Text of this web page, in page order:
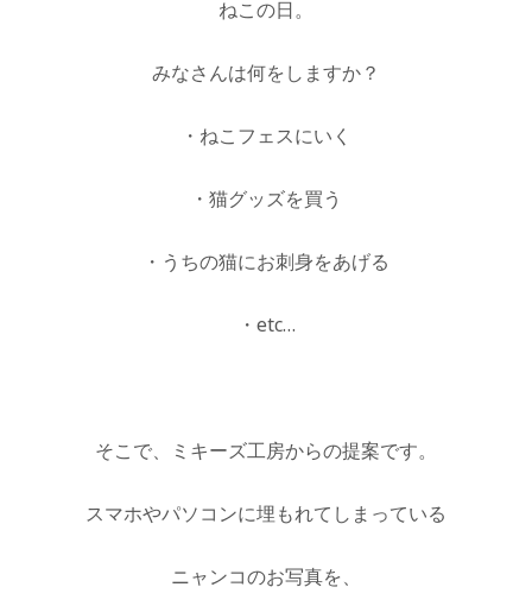
ねこの日。
みなさんは何をしますか？
・ねこフェスにいく
・猫グッズを買う
・うちの猫にお刺身をあげる
・etc…
そこで、ミキーズ工房からの提案です。
スマホやパソコンに埋もれてしまっている
ニャンコのお写真を、